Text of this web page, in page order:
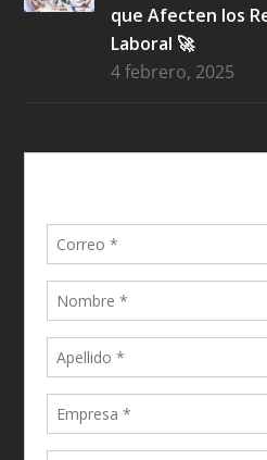
que Afecten los
Laboral 🚀
4 febrero, 2025